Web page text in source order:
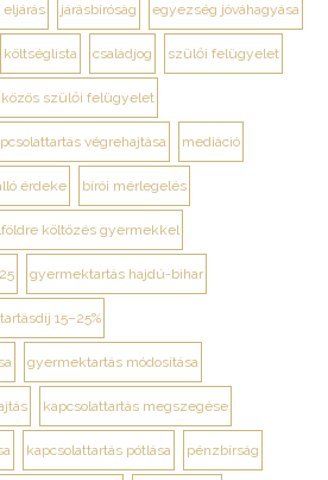
eljárás járásbíróság egyezség jóváhagyása
költséglista családjog szülői felügyelet
közös szülői felügyelet
végrehajtása mediáció
érdeke bírói mérlegelés
költözés gyermekkel
gyermektartás hajdú-bihar
tartásdíj 15–25%
gyermektartás módosítása
kapcsolattartás megszegése
kapcsolattartás pótlása pénzbírság